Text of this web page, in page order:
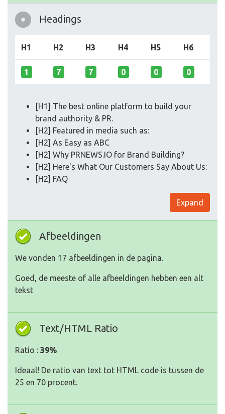
Headings
H1 H2 H3 H4 H5 H6
1 7 7 0 0 0
[H1] The best online platform to build your
brand authority & PR.
[H2] Featured in media such as:
[H2] As Easy as ABC
[H2] Why PRNEWS.IO for Brand Building?
[H2] Here's What Our Customers Say About Us:
[H2] FAQ
Expand
Afbeeldingen
We vonden 17 afbeeldingen in de pagina.
Goed, de meeste of alle afbeeldingen hebben een alt
tekst
Text/HTML Ratio
Ratio : 39%
Ideaal! De ratio van text tot HTML code is tussen de
25 en 70 procent.